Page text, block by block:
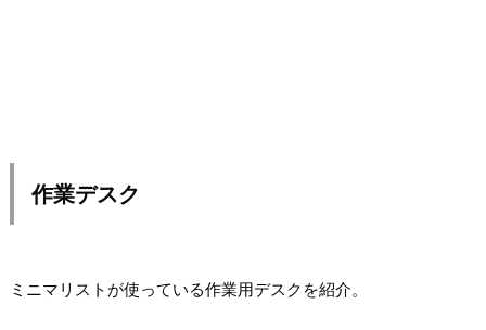
作業デスク
ミニマリストが使っている作業用デスクを紹介。